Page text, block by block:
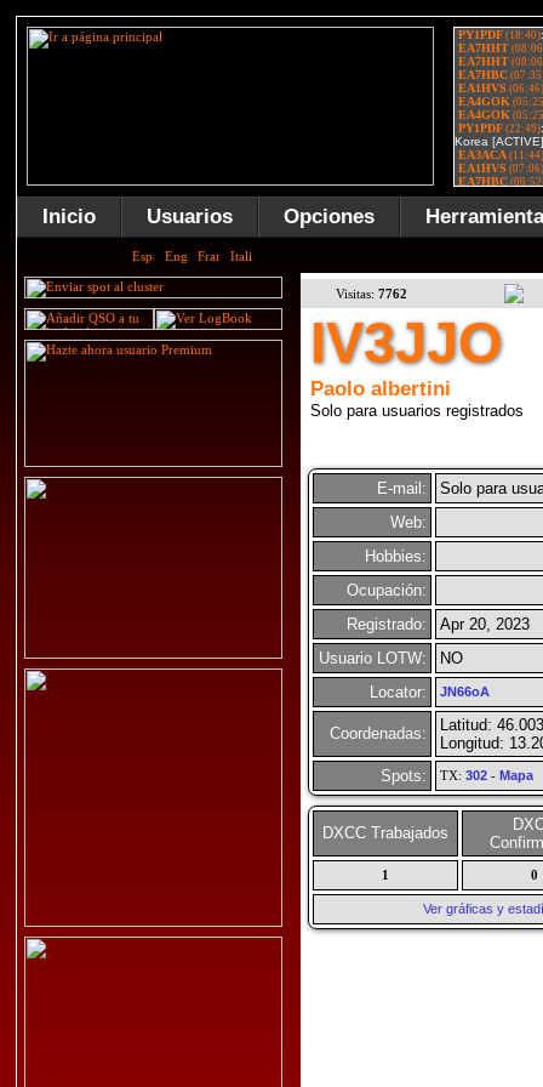
Inicio Usuarios Opciones
Visitas: 7762
IV3JJO
Paolo albertini
Solo para usuarios registrados
E-mail:
Solo para
Web:
Hobbies:
Ocupación:
Registrado:
Apr 20, 2023
Usuario LOTW:
NO
Locator:
JN66oA
Coordenadas:
Latitud:
Longitud:
Spots:
TX: 302- Mapa
DXCC Trabajados
1 0
Ver gráficas y